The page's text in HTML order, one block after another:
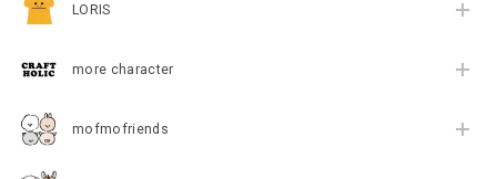
LORIS
more character
mofmofriends